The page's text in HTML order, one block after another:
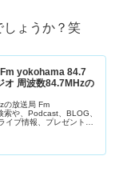
しょうか？笑
yokohama 84.7
オ 周波数84.7MHzの
の放送局 Fm
や、Podcast、BLOG、
イブ情報、プレゼントな